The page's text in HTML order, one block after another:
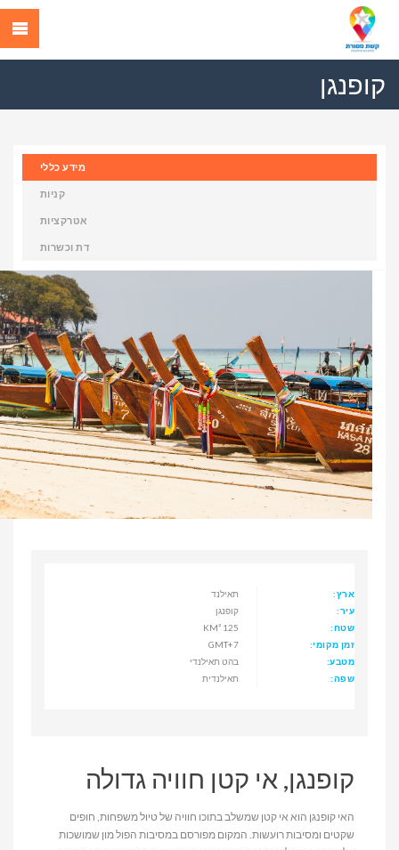
קופנגן
מידע כללי
קניות
אטרקציות
דת וכשרות
ארץ:
תאילנד
עיר:
קופנגן
שטח:
125 KM²
זמן מקומי:
GMT+7
מטבע:
בהט תאילנדי
שפה:
תאילנדית
קופנגן, אי קטן חוויה גדולה
האי קופנגן הוא אי קטן שמשלב בתוכו חוויה של טיול משפחות, חופים
שקטים ומסיבות רועשות. המקום מפורסם במסיבות הפול מון שמושכות